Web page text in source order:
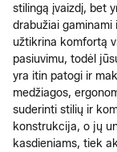
stilingą įvaizdį, bet
drabužiai
užtikrina komfortą
pasiuvimu, todėl
yra itin patogi ir
medžiagos,
suderinti stilių ir
konstrukcija, o jų
kasdieniams, tiek